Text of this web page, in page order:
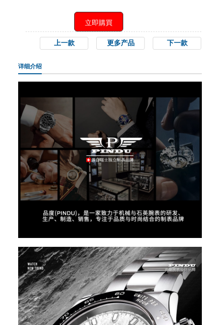
下一款
更多产品
上一款
详细介绍